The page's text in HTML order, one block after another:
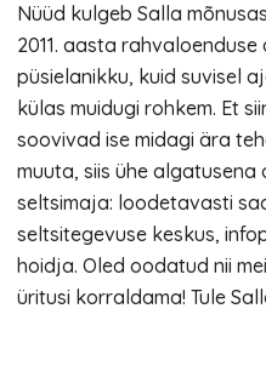
Nüüd kulgeb Salla
2011. aasta rahvaloenduse
püsielanikku, kuid suvisel
külas muidugi rohkem. Et
soovivad ise midagi ära
muuta, siis ühe algatusena
seltsimaja: loodetavasti
seltsitegevuse keskus,
hoidja. Oled oodatud nii
üritusi korraldama! Tule